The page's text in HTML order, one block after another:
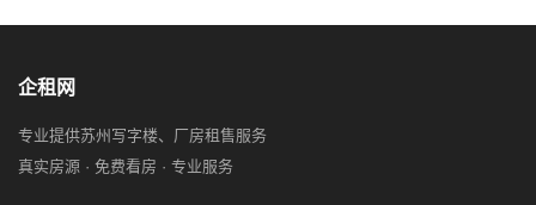
企租网
专业提供苏州写字楼、厂房租售服务
真实房源 · 免费看房 · 专业服务